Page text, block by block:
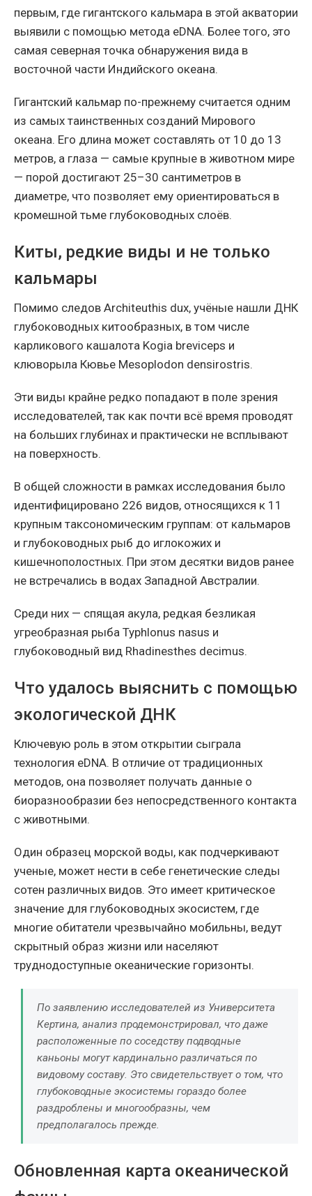
первым, где гигантского кальмара в этой акватории
выявили с помощью метода eDNA. Более того, это
самая северная точка обнаружения вида в
восточной части Индийского океана.
Гигантский кальмар по-прежнему считается одним
из самых таинственных созданий Мирового
океана. Его длина может составлять от 10 до 13
метров, а глаза — самые крупные в животном мире
— порой достигают 25–30 сантиметров в
диаметре, что позволяет ему ориентироваться в
кромешной тьме глубоководных слоёв.
Киты, редкие виды и не только
кальмары
Помимо следов Architeuthis dux, учёные нашли ДНК
глубоководных китообразных, в том числе
карликового кашалота Kogia breviceps и
клюворыла Кювье Mesoplodon densirostris.
Эти виды крайне редко попадают в поле зрения
исследователей, так как почти всё время проводят
на больших глубинах и практически не всплывают
на поверхность.
В общей сложности в рамках исследования было
идентифицировано 226 видов, относящихся к 11
крупным таксономическим группам: от кальмаров
и глубоководных рыб до иглокожих и
кишечнополостных. При этом десятки видов ранее
не встречались в водах Западной Австралии.
Среди них — спящая акула, редкая безликая
угреобразная рыба Typhlonus nasus и
глубоководный вид Rhadinesthes decimus.
Что удалось выяснить с помощью
экологической ДНК
Ключевую роль в этом открытии сыграла
технология eDNA. В отличие от традиционных
методов, она позволяет получать данные о
биоразнообразии без непосредственного контакта
с животными.
Один образец морской воды, как подчеркивают
ученые, может нести в себе генетические следы
сотен различных видов. Это имеет критическое
значение для глубоководных экосистем, где
многие обитатели чрезвычайно мобильны, ведут
скрытный образ жизни или населяют
труднодоступные океанические горизонты.
По заявлению исследователей из Университета
Кертина, анализ продемонстрировал, что даже
расположенные по соседству подводные
каньоны могут кардинально различаться по
видовому составу. Это свидетельствует о том, что
глубоководные экосистемы гораздо более
раздроблены и многообразны, чем
предполагалось прежде.
Обновленная карта океанической